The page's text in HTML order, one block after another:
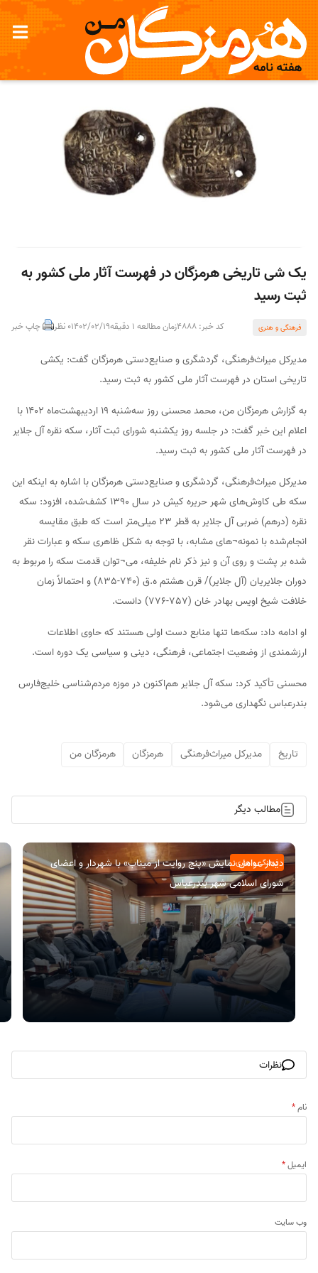
یک شی تاریخی هرمزگان در فهرست آثار ملی کشور به
ثبت رسید
فرهنگی و هنری کد خبر: 4888 زمان مطالعه 1 دقیقه 1402/02/190 نظر چاپ خبر
مدیرکل میراث‌فرهنگی، گردشگری و صنایع‌دستی هرمزگان گفت: یکشی
تاریخی استان در فهرست آثار ملی کشور به ثبت رسید.
به گزارش هرمزگان من، محمد محسنی روز سه‌شنبه 19 اردیبهشت‌ماه 1402 با
اعلام این خبر گفت: در جلسه روز یکشنبه شورای ثبت آثار، سکه نقره آل جلایر
در فهرست آثار ملی کشور به ثبت رسید.
مدیرکل میراث‌فرهنگی، گردشگری و صنایع‌دستی هرمزگان با اشاره به اینکه این
سکه طی کاوش‌های شهر حریره کیش در سال ۱۳۹۰ کشف‌شده، افزود: سکه
نقره (درهم) ضربی آل جلایر به قطر ۲۳ میلی‌متر است که طبق مقایسه
انجام‌شده با نمونه¬های مشابه، با توجه به شکل ظاهری سکه و عبارات نقر
شده بر پشت و روی آن و نیز ذکر نام خلیفه، می¬توان قدمت سکه را مربوط به
دوران جلایریان (آل جلایر)/ قرن هشتم ه.ق (740-835) و احتمالاً زمان
خلافت شیخ اویس بهادر خان (757-776) دانست.
او ادامه داد: سکه‌ها تنها منابع دست اولی هستند که حاوی اطلاعات
ارزشمندی از وضعیت اجتماعی، فرهنگی، دینی و سیاسی یک دوره است.
محسنی تأکید کرد: سکه آل جلایر هم‌اکنون در موزه مردم‌شناسی خلیج‌فارس
بندرعباس نگهداری می‌شود.
تاریخ مدیرکل میراث‌فرهنگی هرمزگان هرمزگان من
مطالب دیگر
فرهنگی و هنری
دیدار عوامل نمایش «پنج روایت از میناب» با شهردار و اعضای
شورای اسلامی شهر بندرعباس
نظرات
نام*
ایمیل*
وب‌ سایت